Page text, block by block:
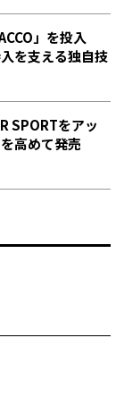
」を投入
を支える独自技
SPORTをアッ
高めて発売